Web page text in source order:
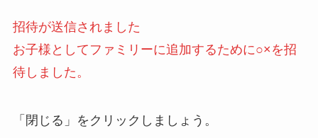
招待が送信されました
お子様としてファミリーに追加するために○×を招
待しました。
「閉じる」をクリックしましょう。